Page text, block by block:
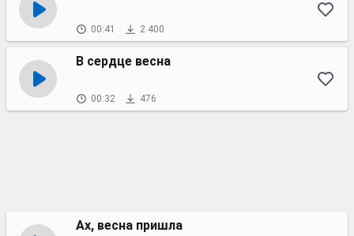
00:41 2 400
В сердце весна
00:32 476
Ах, весна пришла